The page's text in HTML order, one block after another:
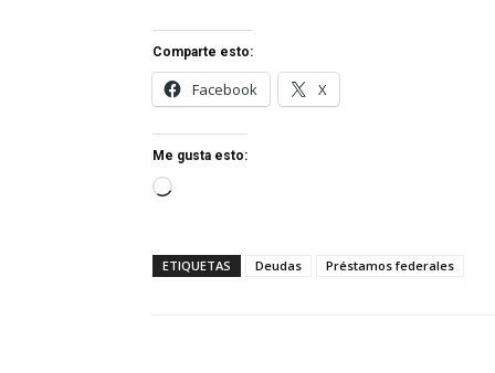
Comparte esto:
Facebook X
Me gusta esto:
Cargando...
ETIQUETAS Deudas Préstamos federales